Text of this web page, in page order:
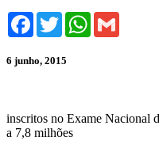
Facebook
TwitterWhatsApp
6 junho, 2015
inscritos no Exame Nacional
a 7,8 milhões